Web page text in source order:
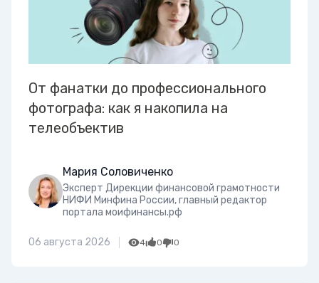
От фанатки до профессионального
фотографа: как я накопила на
телеобъектив
Мария Соловиченко
Эксперт Дирекции финансовой грамотности
НИФИ Минфина России, главный редактор
портала моифинансы.рф
06 августа 2026 4 0 0